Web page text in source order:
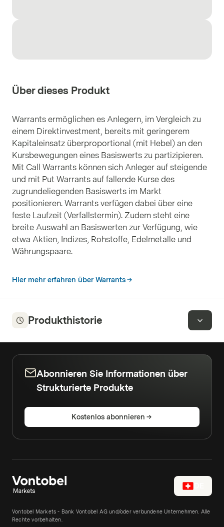
Über dieses Produkt
Warrants ermöglichen es Anlegern, im Vergleich zu
einem Direktinvestment, bereits mit geringerem
Kapitaleinsatz überproportional (mit Hebel) an den
Kursbewegungen eines Basiswerts zu partizipieren.
Mit Call Warrants können sich Anleger auf steigende
und mit Put Warrants auf fallende Kurse des
zugrundeliegenden Basiswerts im Markt
positionieren. Warrants verfügen dabei über eine
feste Laufzeit (Verfallstermin). Zudem steht eine
breite Auswahl an Basiswerten zur Verfügung, wie
etwa Aktien, Indizes, Rohstoffe, Edelmetalle und
Währungspaare.
Hier mehr erfahren über Warrants
Produkthistorie
Abonnieren Sie Informationen über
Strukturierte Produkte
Kostenlos abonnieren
Vontobel Markets - Bank Vontobel AG und/oder verbundene Unternehmen. Alle
Rechte vorbehalten.